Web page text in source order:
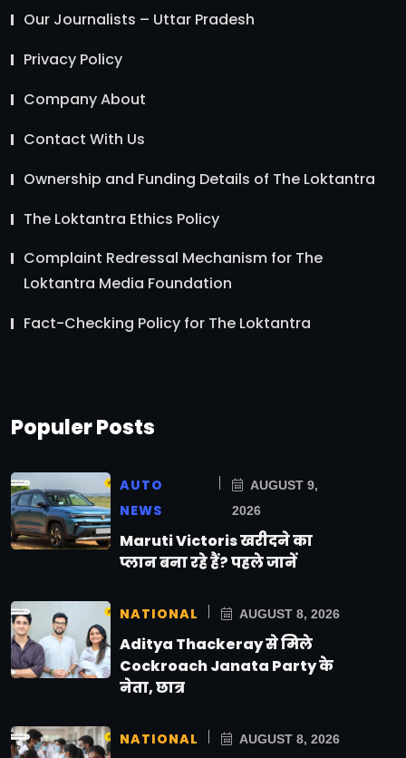
Our Journalists – Uttar Pradesh
Privacy Policy
Company About
Contact With Us
Ownership and Funding Details of The Loktantra
The Loktantra Ethics Policy
Complaint Redressal Mechanism for The
Loktantra Media Foundation
Fact-Checking Policy for The Loktantra
Populer Posts
AUTO
NEWS
AUGUST 9,
2026
Maruti Victoris खरीदने का
प्लान बना रहे हैं? पहले जानें
NATIONAL AUGUST 8, 2026
Aditya Thackeray से मिले
Cockroach Janata Party के
नेता, छात्र
NATIONAL AUGUST 8, 2026